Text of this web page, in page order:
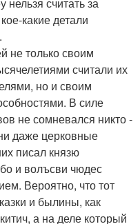
считать за
какие детали
не только своим
считали их
но и своим
В силе
не сомневался никто -
даже церковные
писал князю
и волъсви чюдес
Вероятно, что тот
и былины, как
а на деле который